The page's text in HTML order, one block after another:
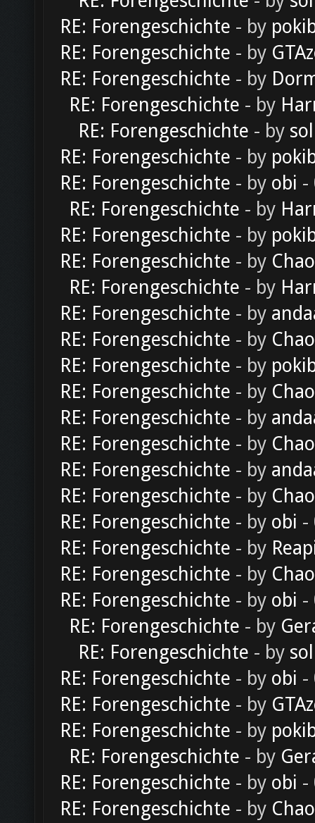
RE: Forengeschichte - by
RE: Forengeschichte - by
RE: Forengeschichte - by
RE: Forengeschichte - by
RE: Forengeschichte - by
RE: Forengeschichte - by
RE: Forengeschichte - by obi -
RE: Forengeschichte - by
RE: Forengeschichte - by
RE: Forengeschichte - by
RE: Forengeschichte - by
RE: Forengeschichte - by
RE: Forengeschichte - by
RE: Forengeschichte - by
RE: Forengeschichte - by
RE: Forengeschichte - by
RE: Forengeschichte - by
RE: Forengeschichte - by
RE: Forengeschichte - by
RE: Forengeschichte - by obi -
RE: Forengeschichte - by
RE: Forengeschichte - by
RE: Forengeschichte - by obi -
RE: Forengeschichte - by
RE: Forengeschichte - by
RE: Forengeschichte - by obi -
RE: Forengeschichte - by
RE: Forengeschichte - by
RE: Forengeschichte - by
RE: Forengeschichte - by obi -
RE: Forengeschichte - by